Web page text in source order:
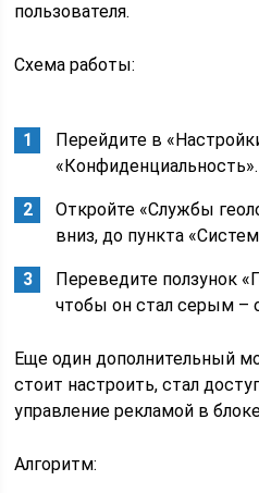
пользователя.
Схема работы:
Перейдите в
«Конфиденциальность».
Откройте «Службы
вниз, до пункта
Переведите ползунок
чтобы он стал серым –
Еще один дополнительный
стоит настроить, стал
управление рекламой в
Алгоритм: